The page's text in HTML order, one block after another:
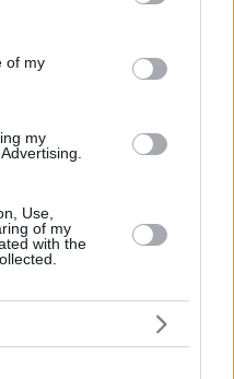
its third-party tags to
purposes in below Google
of my
my
Use,
of my
with the
σε παρακείμενους